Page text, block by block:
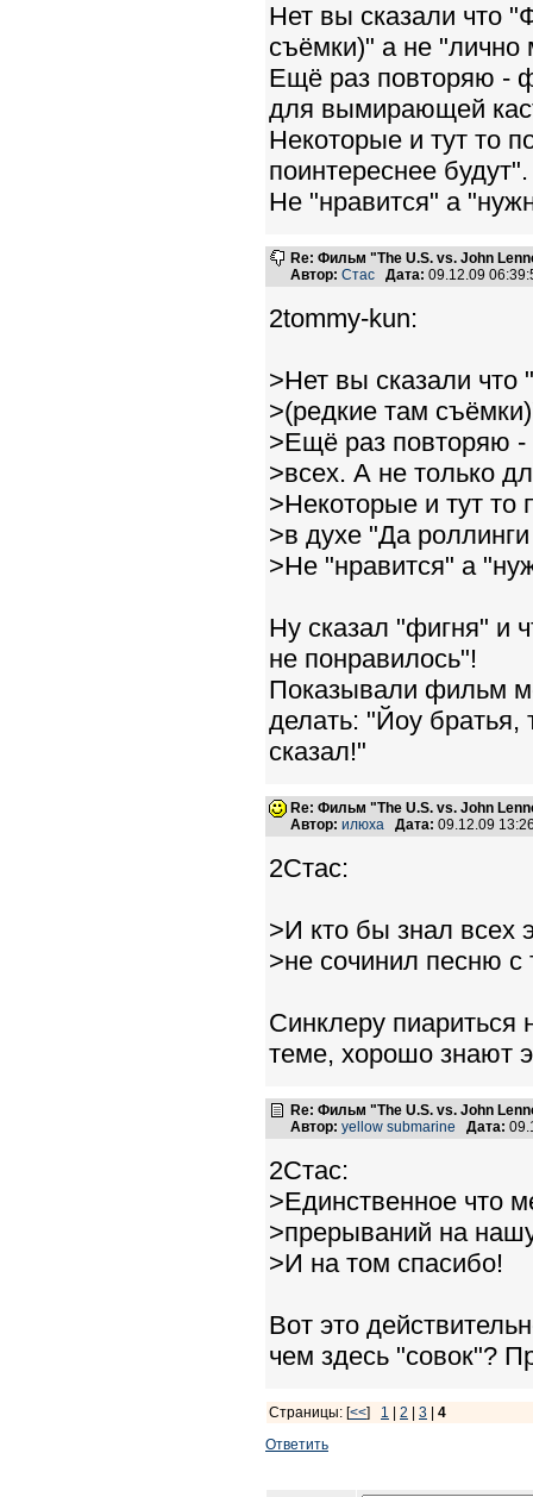
Нет вы сказали что
съёмки)" а не "лично
Ещё раз повторяю -
для вымирающей
Некоторые и тут то
поинтереснее будут".
Не "нравится" а
Re: Фильм "The U.S. vs. John
Автор: Стас Дата: 09.12.09
2tommy-kun:
>Нет вы сказали что
>(редкие там
>Ещё раз повторяю
>всех. А не только
>Некоторые и тут то
>в духе "Да
>Не "нравится" а
Ну сказал "фигня" и
не понравилось"!
Показывали фильм
делать: "Йоу братья,
сказал!"
Re: Фильм "The U.S. vs. John
Автор: илюха Дата: 09.12.09
2Стас:
>И кто бы знал всех
>не сочинил песню с
Синклеру
теме, хорошо знают
Re: Фильм "The U.S. vs. John
Автор: yellow submarine Дата:
2Стас:
>Единственное что
>прерываний на
>И на том спасибо!
Вот это
чем здесь "совок"?
Страницы: [<<] 1 2 3
4
Ответить